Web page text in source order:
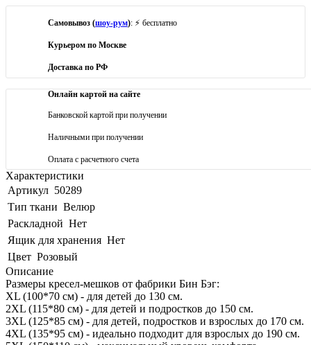
Самовывоз (шоу-рум): ⚡ бесплатно
Курьером по Москве
Доставка по РФ
Онлайн картой на сайте
Банковской картой при получении
Наличными при получении
Оплата с расчетного счета
Характеристики
Артикул 50289
Тип ткани Велюр
Раскладной Нет
Ящик для хранения Нет
Цвет Розовый
Описание
Размеры кресел-мешков от фабрики Бин Бэг:
XL (100*70 см) - для детей до 130 см.
2XL (115*80 см) - для детей и подростков до 150 см.
3XL (125*85 см) - для детей, подростков и взрослых до 170 см.
4XL (135*95 см) - идеально подходит для взрослых до 190 см.